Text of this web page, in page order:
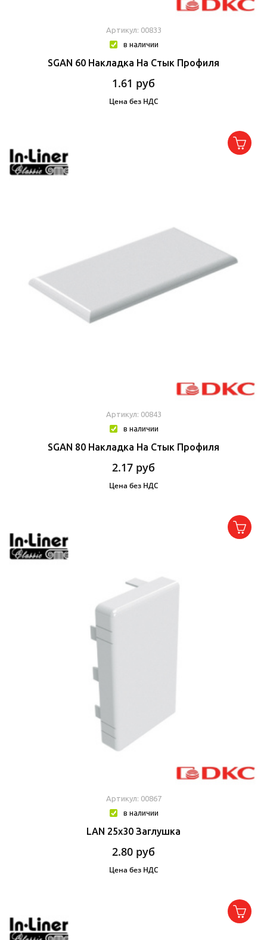
Артикул: 00833
в наличии
SGAN 60 Накладка На Стык Профиля
1.61 руб
Цена без НДС
Артикул: 00843
в наличии
SGAN 80 Накладка На Стык Профиля
2.17 руб
Цена без НДС
Артикул: 00867
в наличии
LAN 25x30 Заглушка
2.80 руб
Цена без НДС